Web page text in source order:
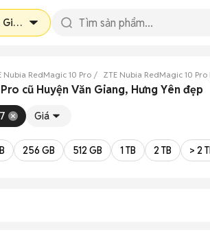
Giang
Nubia RedMagic 10 Pro ZTE Nubia RedMagic 10
cũ Huyện Văn Giang, Hưng Yên đẹp
Giá
256 GB 512 GB 1 TB 2 TB > 2